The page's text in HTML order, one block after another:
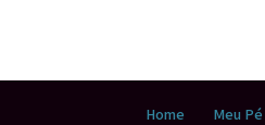
Home Meu